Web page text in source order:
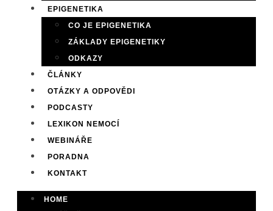
EPIGENETIKA
CO JE EPIGENETIKA
ZÁKLADY EPIGENETIKY
ODKAZY
ČLÁNKY
OTÁZKY A ODPOVĚDI
PODCASTY
LEXIKON NEMOCÍ
WEBINÁŘE
PORADNA
KONTAKT
HOME